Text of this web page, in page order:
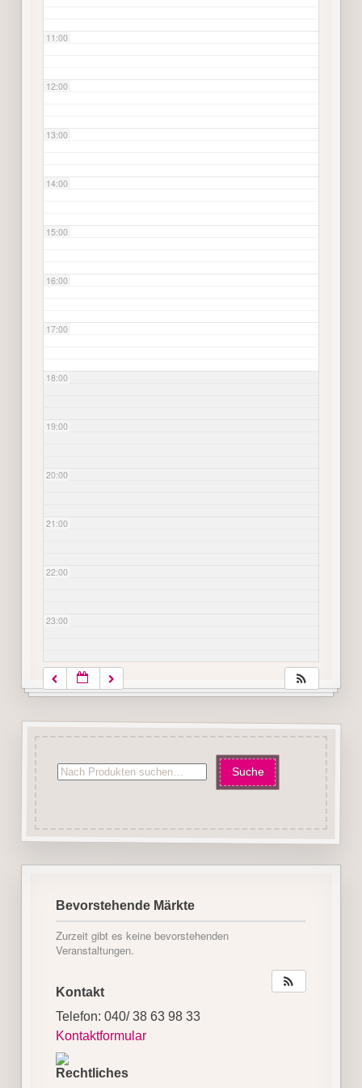
11:00
12:00
13:00
14:00
15:00
16:00
17:00
18:00
19:00
20:00
21:00
22:00
23:00
Bevorstehende Märkte
Zurzeit gibt es keine bevorstehenden
Veranstaltungen.
Kontakt
Telefon: 040/ 38 63 98 33
Kontaktformular
Rechtliches